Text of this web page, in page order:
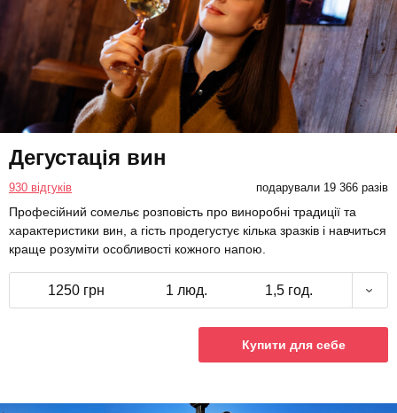
Дегустація вин
930 відгуків подарували 19 366 разів
Професійний сомельє розповість про виноробні традиції та
характеристики вин, а гість продегустує кілька зразків і навчиться
краще розуміти особливості кожного напою.
1250 грн 1 люд. 1,5 год.
Купити для себе